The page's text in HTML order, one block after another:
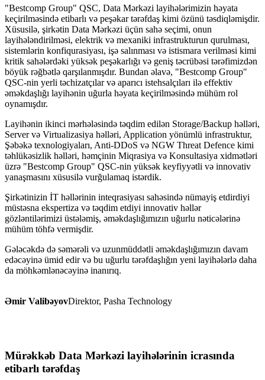
"Bestcomp Group" QSC, Data Mərkəzi layihələrimizin həyata
keçirilməsində etibarlı və peşəkar tərəfdaş kimi özünü təsdiqləmişdir.
Xüsusilə, şirkətin Data Mərkəzi üçün sahə seçimi, onun
layihələndirilməsi, elektrik və mexaniki infrastrukturun qurulması,
sistemlərin konfiqurasiyası, işə salınması və istismara verilməsi kimi
kritik sahələrdəki yüksək peşəkarlığı və geniş təcrübəsi tərəfimizdən
böyük rəğbətlə qarşılanmışdır. Bundan əlavə, "Bestcomp Group"
QSC-nin yerli təchizatçılar və aparıcı istehsalçıları ilə effektiv
əməkdaşlığı layihənin uğurla həyata keçirilməsində mühüm rol
oynamışdır.
Layihənin ikinci mərhələsində təqdim edilən Storage/Backup həlləri,
Server və Virtualizasiya həlləri, Application yönümlü infrastruktur,
Şəbəkə texnologiyaları, Anti-DDoS və NGW Threat Defence kimi
təhlükəsizlik həlləri, həmçinin Miqrasiya və Konsultasiya xidmətləri
üzrə "Bestcomp Group" QSC-nin yüksək keyfiyyətli və innovativ
yanaşmasını xüsusilə vurğulamaq istərdik.
Şirkətinizin İT həllərinin inteqrasiyası sahəsində nümayiş etdirdiyi
müstəsna ekspertiza və təqdim etdiyi innovativ həllər
gözləntilərimizi üstələmiş, əməkdaşlığımızın uğurlu nəticələrinə
mühüm töhfə vermişdir.
Gələcəkdə də səmərəli və uzunmüddətli əməkdaşlığımızın davam
edəcəyinə ümid edir və bu uğurlu tərəfdaşlığın yeni layihələrlə daha
da möhkəmlənəcəyinə inanırıq.
Əmir ValibəyovDirektor, Pasha Technology
Mürəkkəb Data Mərkəzi layihələrinin icrasında
etibarlı tərəfdaş